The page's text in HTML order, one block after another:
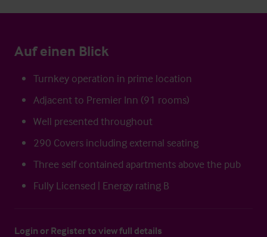
Auf einen Blick
Turnkey operation in prime location
Adjacent to Premier Inn (91 rooms)
Well presented throughout
290 Covers including external seating
Three self contained apartments above the pub
Fully Licensed | Energy rating B
Login or Registerto view full details